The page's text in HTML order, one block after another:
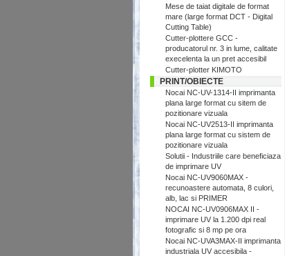
Mese de taiat digitale de format
mare (large format DCT - Digital
Cutting Table)
Cutter-plottere GCC -
producatorul nr. 3 in lume, calitate
execelenta la un pret accesibil
Cutter-plotter KIMOTO
PRINT/OBIECTE
Nocai NC-UV-1314-II imprimanta
plana large format cu sitem de
pozitionare vizuala
Nocai NC-UV2513-II imprimanta
plana large format cu sistem de
pozitionare vizuala
Solutii - Industriile care beneficiaza
de imprimare UV
Nocai NC-UV9060MAX -
recunoastere automata, 8 culori,
alb, lac si PRIMER
NOCAI NC-UV0906MAX II -
imprimare UV la 1.200 dpi real
fotografic si 8 mp pe ora
Nocai NC-UVA3MAX-II imprimanta
industriala UV accesibila -